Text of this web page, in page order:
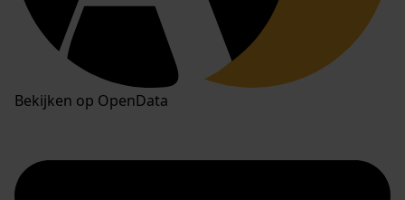
Bekijken op OpenData